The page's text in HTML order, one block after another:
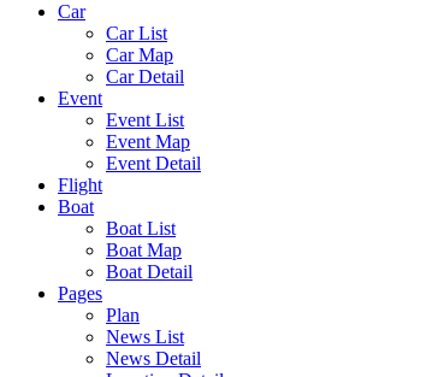
Car
Car List
Car Map
Car Detail
Event
Event List
Event Map
Event Detail
Flight
Boat
Boat List
Boat Map
Boat Detail
Pages
Plan
News List
News Detail